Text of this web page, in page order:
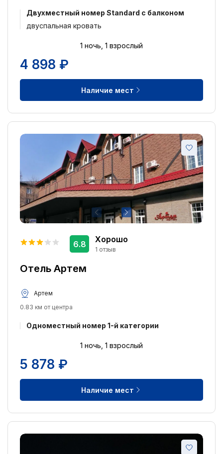
Двухместный номер Standard с балконом
двуспальная кровать
1 ночь, 1 взрослый
4 898 ₽
Наличие мест
Отель Артем
Хорошо
1 отзыв
6.8
Артем
0.83 км от центра
Одноместный номер 1-й категории
1 ночь, 1 взрослый
5 878 ₽
Наличие мест